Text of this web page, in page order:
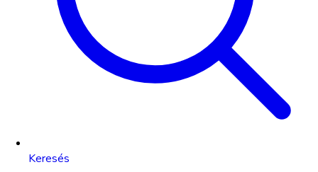
Keresés